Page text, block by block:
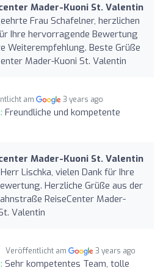
Mader-Kuoni St. Valentin
Frau Schafelner, herzlichen
Ihre hervorragende Bewertung
Weiterempfehlung. Beste Grüße
Mader-Kuoni St. Valentin
am 3 years ago
Freundliche und kompetente
Mader-Kuoni St. Valentin
Lischka, vielen Dank für Ihre
Herzliche Grüße aus der
ReiseCenter Mader-
Valentin
Veröffentlicht am 3 years ago
Sehr kompetentes Team, tolle